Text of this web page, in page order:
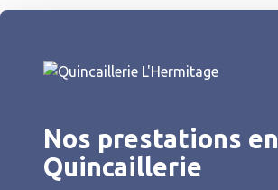
Nos prestations en
Quincaillerie